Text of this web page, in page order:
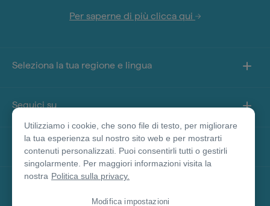
Per saperne di più clicca qui
Seleziona la tua regione e lingua
Seguici su
Informazioni sul sito
Utilizziamo i cookie, che sono file di testo, per migliorare
la tua esperienza sul nostro sito web e per mostrarti
contenuti personalizzati. Puoi consentirli tutti o gestirli
singolarmente. Per maggiori informazioni visita la
nostra Politica sulla privacy.
Modifica impostazioni